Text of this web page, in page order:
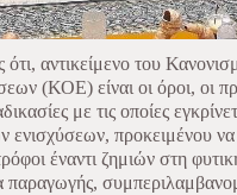
αντικείμενο του
(ΚΟΕ) είναι οι όροι, οι
με τις οποίες
ενισχύσεων, προκειμένου να
έναντι ζημιών στη